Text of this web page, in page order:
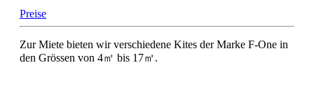
Preise
Zur Miete bieten wir verschiedene Kites der Marke F-One in
den Grössen von 4㎡ bis 17㎡.